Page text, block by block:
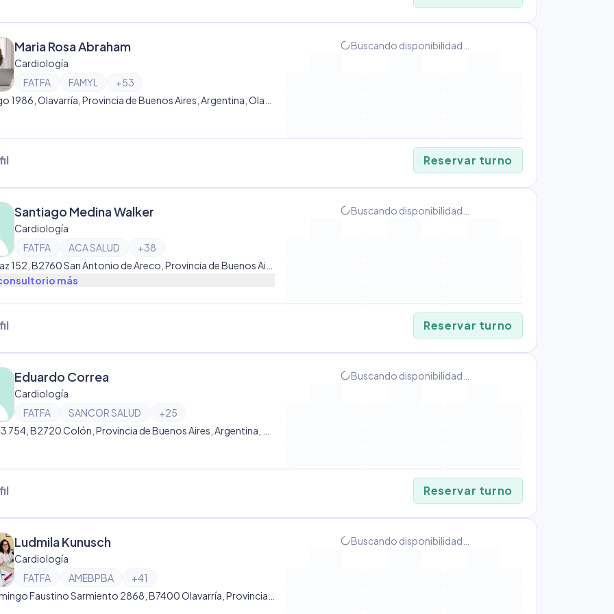
Maria Rosa Abraham
Cardiología
FATFA
FAMYL +53
progress_activityBuscando disponibilidad…
Reservar turno
Santiago Medina Walker
Cardiología
FATFA
ACA SALUD +38
más
progress_activityBuscando disponibilidad…
Reservar turno
Eduardo Correa
Cardiología
FATFA
SANCOR SALUD +25
progress_activityBuscando disponibilidad…
Reservar turno
Ludmila Kunusch
Cardiología
FATFA
AMEBPBA +41
progress_activityBuscando disponibilidad…